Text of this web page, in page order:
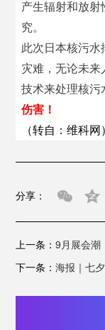
产生辐射和放射
究。
此次日本核污水
灾难，无论未来
技术来处理核污
伤害！
（转自：维科网
分享：
上一条：9月展会
下一条：海报｜七